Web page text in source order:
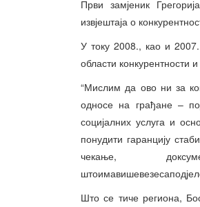
Први замјеник
извјештаја о
У току 2008., као и
области конкурентности
“Мислим да ово ни за
односе на грађане –
социјалних услуга и
понудити гаранцију
чекање,
Што се тиче региона,